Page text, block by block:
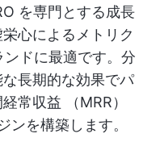
を専門とする成長
心によるメトリク
ドに最適です。分
長期的な効果でパ
常収益 （MRR）
ンを構築します。